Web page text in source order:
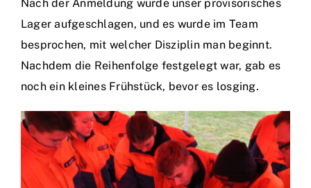
Nach der Anmeldung wurde unser provisorisches
Lager aufgeschlagen, und es wurde im Team
besprochen, mit welcher Disziplin man beginnt.
Nachdem die Reihenfolge festgelegt war, gab es
noch ein kleines Frühstück, bevor es losging.